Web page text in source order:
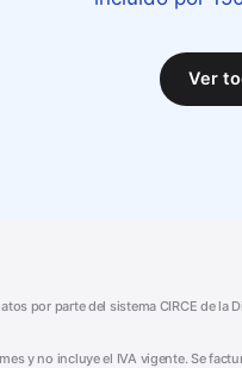
Ver
por parte del sistema CIRCE de
y no incluye el IVA vigente. Se